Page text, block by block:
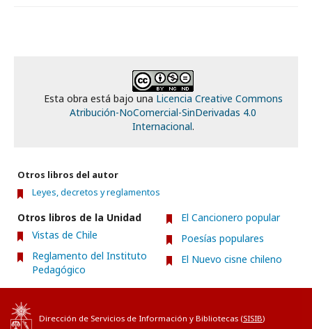
Esta obra está bajo una Licencia Creative Commons
Atribución-NoComercial-SinDerivadas 4.0
Internacional.
Otros libros del autor
Leyes, decretos y reglamentos
Otros libros de la Unidad
Vistas de Chile
Reglamento del Instituto
Pedagógico
El Cancionero popular
Poesías populares
El Nuevo cisne chileno
Dirección de Servicios de Información y Bibliotecas (SISIB)